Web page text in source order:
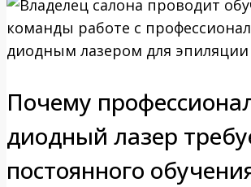
Почему
диодный лазер
постоянного